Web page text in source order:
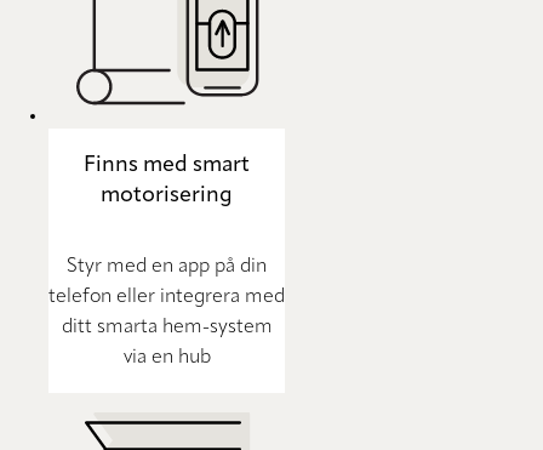
Finns med smart
motorisering
Styr med en app på din
telefon eller integrera med
ditt smarta hem-system
via en hub